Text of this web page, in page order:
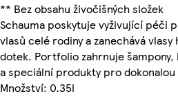
** Bez obsahu živočišných složek
Schauma poskytuje vyživující péči
vlasů celé rodiny a zanechává
dotek. Portfolio zahrnuje
a speciální produkty pro
Množství: 0.35l